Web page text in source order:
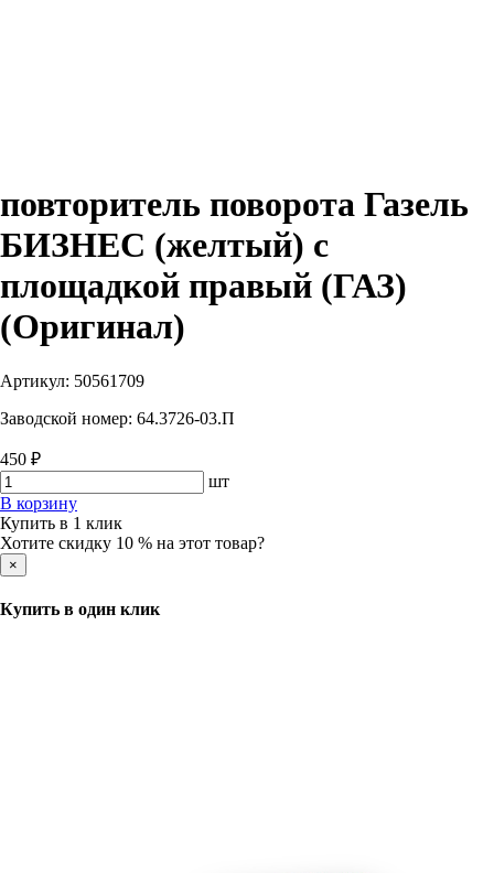
повторитель поворота Газель
БИЗНЕС (желтый) с
площадкой правый (ГАЗ)
(Оригинал)
Артикул: 50561709
Заводской номер: 64.3726-03.П
450 ₽
шт
В корзину
Купить в 1 клик
Хотите скидку 10 % на этот товар?
×
Купить в один клик